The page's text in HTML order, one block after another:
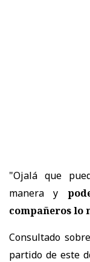
"Ojalá que
manera y
compañeros lo
Consultado
partido de este